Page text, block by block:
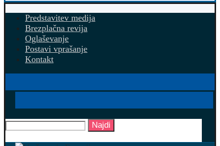
Predstavitev medija
Brezplačna revija
Oglaševanje
Postavi vprašanje
Kontakt
Najdi